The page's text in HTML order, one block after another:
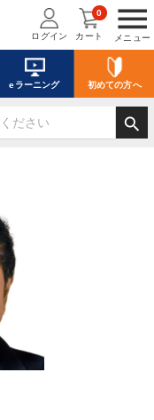
menu
メニュー
ログイン カート
0
eラーニング 初めての方へ
search